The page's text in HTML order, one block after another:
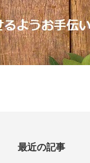
最近の記事